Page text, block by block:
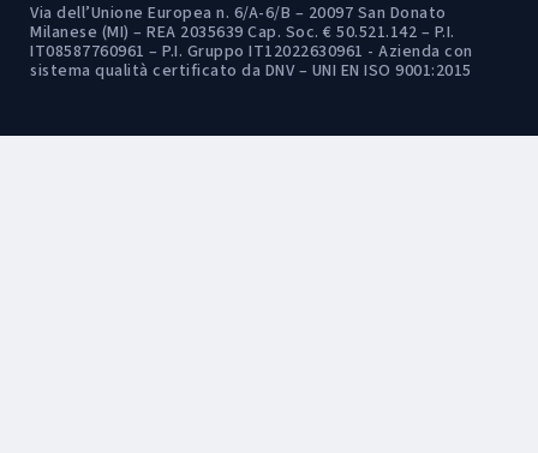
Via dell’Unione Europea n. 6/A-6/B – 20097 San Donato
Milanese (MI) – REA 2035639 Cap. Soc. € 50.521.142 – P.I.
IT08587760961 – P.I. Gruppo IT12022630961 - Azienda con
sistema qualità certificato da DNV – UNI EN ISO 9001:2015